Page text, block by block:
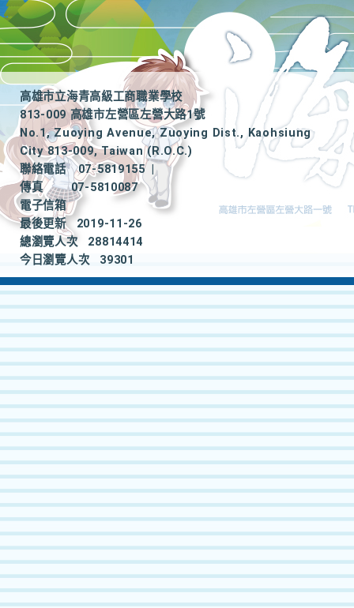
高雄市立海青高級工商職業學校
813-009 高雄市左營區左營大路1號
No.1, Zuoying Avenue, Zuoying Dist., Kaohsiung
City 813-009, Taiwan (R.O.C.)
聯絡電話
07-5819155
|
傳真
07-5810087
電子信箱
最後更新
2019-11-26
總瀏覽人次
28814414
今日瀏覽人次
39301